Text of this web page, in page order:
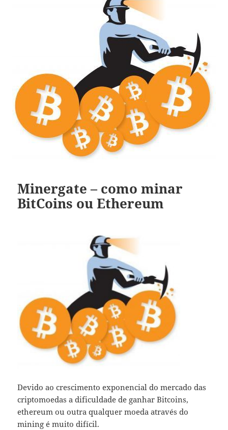
Minergate – como minar
BitCoins ou Ethereum
Devido ao crescimento exponencial do mercado das
criptomoedas a dificuldade de ganhar Bitcoins,
ethereum ou outra qualquer moeda através do
mining é muito difícil.